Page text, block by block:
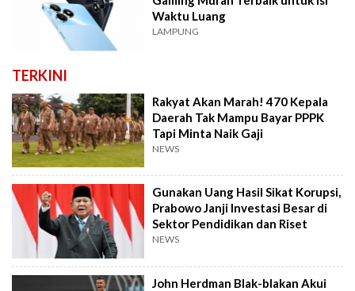
Waktu Luang
LAMPUNG
TERKINI
Rakyat Akan Marah! 470 Kepala
Daerah Tak Mampu Bayar PPPK
Tapi Minta Naik Gaji
NEWS
Gunakan Uang Hasil Sikat Korupsi,
Prabowo Janji Investasi Besar di
Sektor Pendidikan dan Riset
NEWS
John Herdman Blak-blakan Akui